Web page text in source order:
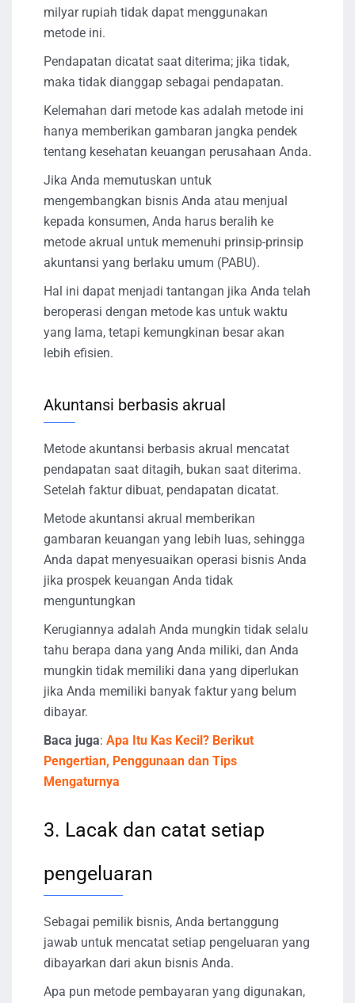
milyar rupiah tidak dapat menggunakan
metode ini.
Pendapatan dicatat saat diterima; jika tidak,
maka tidak dianggap sebagai pendapatan.
Kelemahan dari metode kas adalah metode ini
hanya memberikan gambaran jangka pendek
tentang kesehatan keuangan perusahaan Anda.
Jika Anda memutuskan untuk
mengembangkan bisnis Anda atau menjual
kepada konsumen, Anda harus beralih ke
metode akrual untuk memenuhi prinsip-prinsip
akuntansi yang berlaku umum (PABU).
Hal ini dapat menjadi tantangan jika Anda telah
beroperasi dengan metode kas untuk waktu
yang lama, tetapi kemungkinan besar akan
lebih efisien.
Akuntansi berbasis akrual
Metode akuntansi berbasis akrual mencatat
pendapatan saat ditagih, bukan saat diterima.
Setelah faktur dibuat, pendapatan dicatat.
Metode akuntansi akrual memberikan
gambaran keuangan yang lebih luas, sehingga
Anda dapat menyesuaikan operasi bisnis Anda
jika prospek keuangan Anda tidak
menguntungkan
Kerugiannya adalah Anda mungkin tidak selalu
tahu berapa dana yang Anda miliki, dan Anda
mungkin tidak memiliki dana yang diperlukan
jika Anda memiliki banyak faktur yang belum
dibayar.
Baca juga: Apa Itu Kas Kecil? Berikut
Pengertian, Penggunaan dan Tips
Mengaturnya
3. Lacak dan catat setiap
pengeluaran
Sebagai pemilik bisnis, Anda bertanggung
jawab untuk mencatat setiap pengeluaran yang
dibayarkan dari akun bisnis Anda.
Apa pun metode pembayaran yang digunakan,